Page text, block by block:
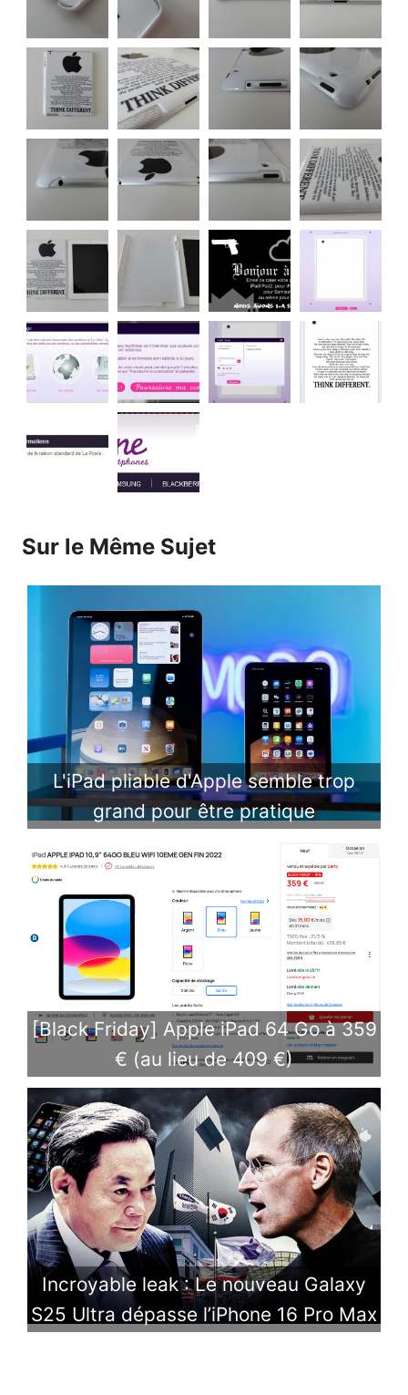
Sur le Même Sujet
L'iPad pliable d'Apple semble trop
grand pour être pratique
[Black Friday] Apple iPad 64 Go à 359
€ (au lieu de 409 €)
Incroyable leak : Le nouveau Galaxy
S25 Ultra dépasse l’iPhone 16 Pro Max